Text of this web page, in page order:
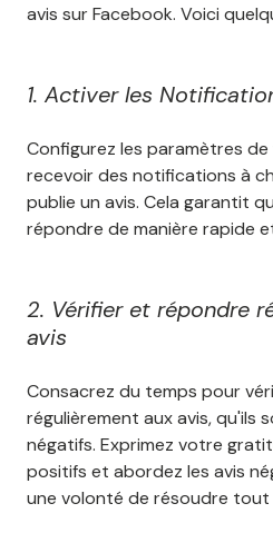
avis sur Facebook. Voici
1. Activer les
Configurez les paramètres
recevoir des notifications à
publie un avis. Cela garantit
répondre de manière rapide
2. Vérifier et répondre
avis
Consacrez du temps pour
régulièrement aux avis, qu'ils
négatifs. Exprimez votre
positifs et abordez les avis
une volonté de résoudre tout